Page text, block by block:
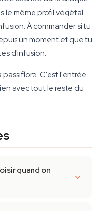
le même profil végétal
À commander si tu
un moment et que tu
d'infusion.
passiflore. C'est l'entrée
avec tout le reste du
quand on